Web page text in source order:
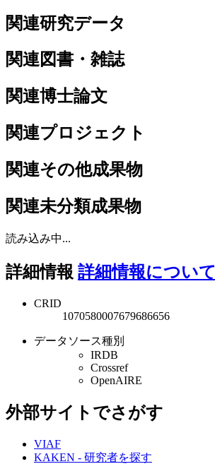
関連研究データ
関連図書・雑誌
関連博士論文
関連プロジェクト
関連その他成果物
関連未分類成果物
読み込み中...
詳細情報 詳細情報について
CRID
1070580007679686656
データソース種別
IRDB
Crossref
OpenAIRE
外部サイトでさがす
VIAF
KAKEN - 研究者を探す